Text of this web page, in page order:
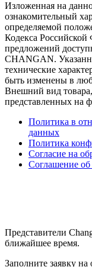
Изложенная на
ознакомительный
определяемой
Кодекса
предложений
CHANGAN.
технические
быть изменены в
Внешний вид товара,
представленных на
Политика в
данных
Политика
Согласие на
Соглашение об
Представители
ближайшее время.
Заполните заявку на